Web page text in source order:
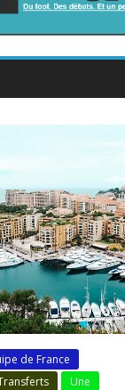
de France
Une